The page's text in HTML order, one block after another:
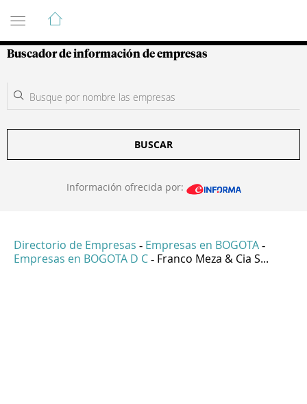
Guía de Empresas Colombianas
Buscador de información de empresas
BUSCAR
Información ofrecida por:
Directorio de Empresas - Empresas en BOGOTA -
Empresas en BOGOTA D C - Franco Meza & Cia S...